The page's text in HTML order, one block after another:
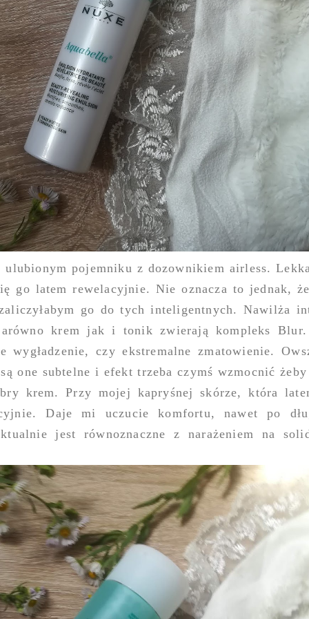
ulubionym pojemniku z dozownikiem airless.
go latem rewelacyjnie. Nie oznacza to jednak,
go do tych inteligentnych. Nawilża
krem jak i tonik zwierają kompleks
czy ekstremalne zmatowienie.
one subtelne i efekt trzeba czymś wzmocnić żeby
krem. Przy mojej kapryśnej skórze, która
Daje mi uczucie komfortu, nawet po
jest równoznaczne z narażeniem na